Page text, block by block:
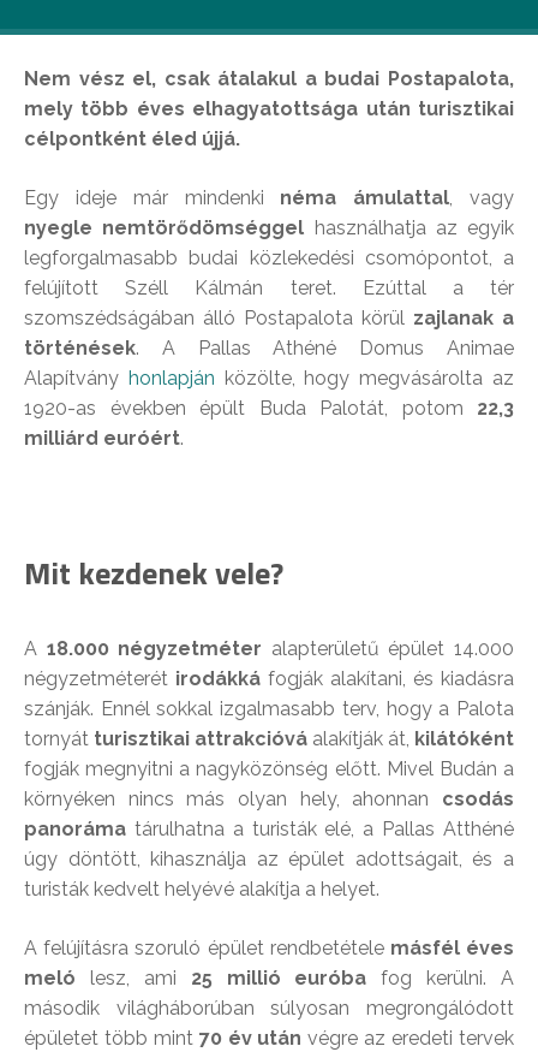
Nem vész el, csak átalakul a budai Postapalota,
mely több éves elhagyatottsága után turisztikai
célpontként éled újjá.
Egy ideje már mindenki néma ámulattal, vagy
nyegle nemtörődömséggel használhatja az egyik
legforgalmasabb budai közlekedési csomópontot, a
felújított Széll Kálmán teret. Ezúttal a tér
szomszédságában álló Postapalota körül zajlanak a
történések. A Pallas Athéné Domus Animae
Alapítvány honlapján közölte, hogy megvásárolta az
1920-as években épült Buda Palotát, potom 22,3
milliárd euróért.
Mit kezdenek vele?
A 18.000 négyzetméter alapterületű épület 14.000
négyzetméterét irodákká fogják alakítani, és kiadásra
szánják. Ennél sokkal izgalmasabb terv, hogy a Palota
tornyát turisztikai attrakcióvá alakítják át, kilátóként
fogják megnyitni a nagyközönség előtt. Mivel Budán a
környéken nincs más olyan hely, ahonnan csodás
panoráma tárulhatna a turisták elé, a Pallas Atthéné
úgy döntött, kihasználja az épület adottságait, és a
turisták kedvelt helyévé alakítja a helyet.
A felújításra szoruló épület rendbetétele másfél éves
meló lesz, ami 25 millió euróba fog kerülni. A
második világháborúban súlyosan megrongálódott
épületet több mint 70 év után végre az eredeti tervek